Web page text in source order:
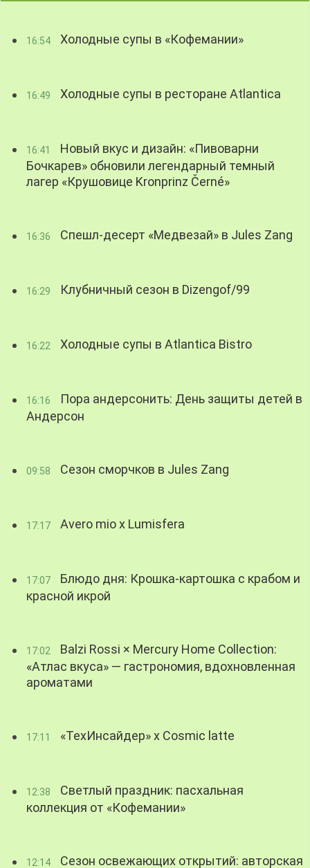
16:54 Холодные супы в «Кофемании»
16:49 Холодные супы в ресторане Atlantica
16:41
Новый вкус и дизайн: «Пивоварни
Бочкарев» обновили легендарный темный
лагер «Крушовице Kronprinz Černé»
16:36 Спешл-десерт «Медвезай» в Jules Zang
16:29 Клубничный сезон в Dizengof/99
16:22 Холодные супы в Atlantica Bistro
16:16
Пора андерсонить: День защиты детей в
Андерсон
09:58 Сезон сморчков в Jules Zang
17:17 Avero mio x Lumisfera
17:07
Блюдо дня: Крошка-картошка с крабом и
красной икрой
17:02
Balzi Rossi × Mercury Home Collection:
«Атлас вкуса» — гастрономия, вдохновленная
ароматами
17:11 «ТехИнсайдер» х Cosmic latte
12:38
Светлый праздник: пасхальная
коллекция от «Кофемании»
12:14
Сезон освежающих открытий: авторская